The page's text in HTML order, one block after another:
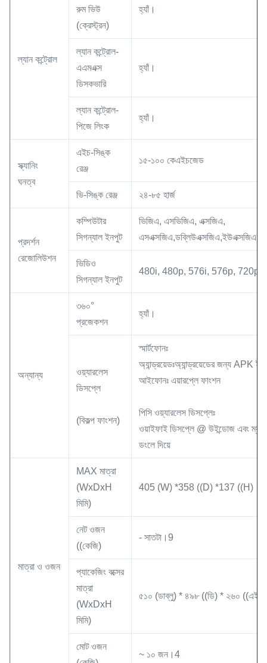
ল্যান কন্ট্রোল
রুম ভিউ
(ক্রেস্ট্রন)
হ্যাঁ।
ল্যান কন্ট্রোল-
এএমএক্স
ডিসকভারি
হ্যাঁ।
ল্যান কন্ট্রোল-
পিজে লিংক
হ্যাঁ।
স্ক্যানিং
ঘনত্ব
এইচ-সিঙ্ক
রেঞ্জ
১৫-১০০ কেএইচজেড
ভি-সিঙ্ক রেঞ্জ ২৪-৮৫ হার্জ
প্রদর্শন
রেজোলিউশন
কম্পিউটার
সিগন্যাল ইনপুট
ভিজিএ, এসভিজিএ, এক্সজিএ,
ভিডিও
সিগন্যাল ইনপুট
480i, 480p, 576i, 576p, 720p,
অন্যান্য
৩৬০°
প্রজেকশন
হ্যাঁ।
ওয়্যারলেস
ডিসপ্লে
(বিকল্প ফাংশন)
স্মার্টফোনঃ
অ্যান্ড্রয়েডঃঅ্যান্ড্রয়েডের জন্য APK
আইফোনঃ এয়ারপ্লে ফাংশন
পিসি ওয়্যারলেস ডিসপ্লেঃ
ওয়াইফাই ডিসপ্লে @ উইন্ডোজ এবং ম্যাক
ডংলে দিয়ে
মাত্রা ও ওজন
MAX মাত্রা
(WxDxH
মিমি)
405 (W) *358 ((D) *137 ((H)
নেট ওজন
((কেজি)
- সাতটা।9
প্যাকেজিং বক্সের
মাত্রা
(WxDxH
মিমি)
৫১০ (ডাব্লু) * ৪৯৮ ((ডি) * ২৬০ ((এইচ)
মোট ওজন
~ ১০ জন।4